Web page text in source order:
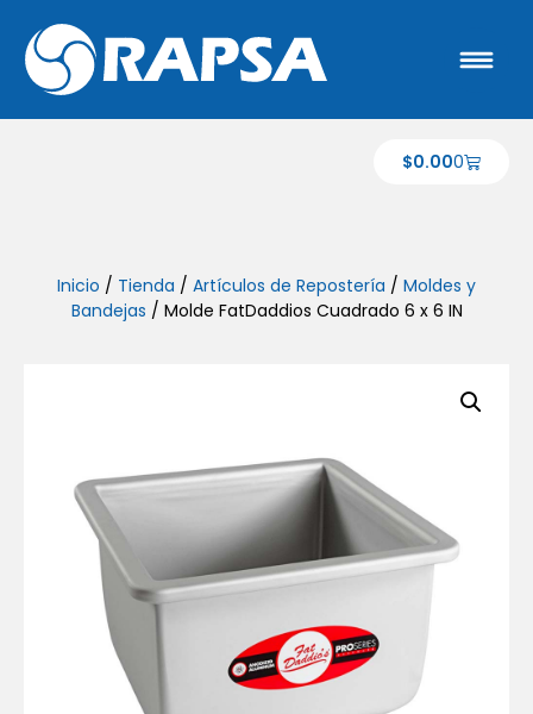
$0.000
Inicio / Tienda / Artículos de Repostería / Moldes y
Bandejas / Molde FatDaddios Cuadrado 6 x 6 IN